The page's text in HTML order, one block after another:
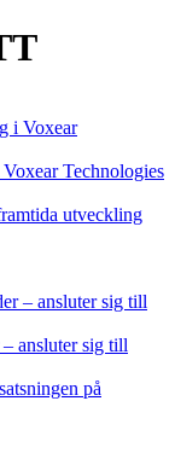
Technologies
utveckling
– ansluter sig till
på